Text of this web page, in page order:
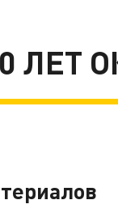
ЛЕТ